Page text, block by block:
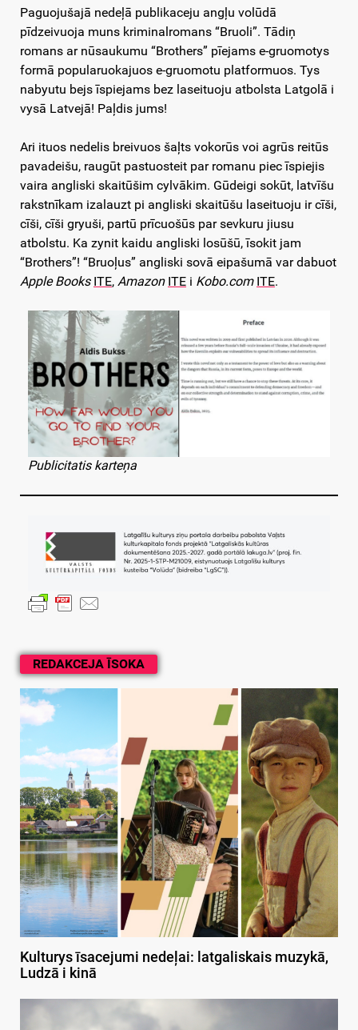
REDAKCEJA ĪSOKA
Kulturys īsacejumi nedeļai: latgaliskais muzykā,
Ludzā i kinā
Paguojušajā nedeļā publikaceju angļu volūdā
pīdzeivuoja muns kriminalromans “Bruoli”. Tādiņ
romans ar nūsaukumu “Brothers” pīejams e-gruomotys
formā popularuokajuos e-gruomotu platformuos. Tys
nabyutu bejs īspiejams bez laseituoju atbolsta Latgolā i
vysā Latvejā! Paļdis jums!
Ari ituos nedelis breivuos šaļts vokorūs voi agrūs reitūs
pavadeišu, raugūt pastuosteit par romanu piec īspiejis
vaira angliski skaitūšim cylvākim. Gūdeigi sokūt, latvīšu
rakstnīkam izalauzt pi angliski skaitūšu laseituoju ir cīši,
cīši, cīši gryuši, partū prīcuošūs par sevkuru jiusu
atbolstu. Ka zynit kaidu angliski losūšū, īsokit jam
“Brothers”! “Bruoļus” angliski sovā eipašumā var dabuot
Apple Books ITE, Amazon ITE i Kobo.com ITE.
Publicitatis karteņa